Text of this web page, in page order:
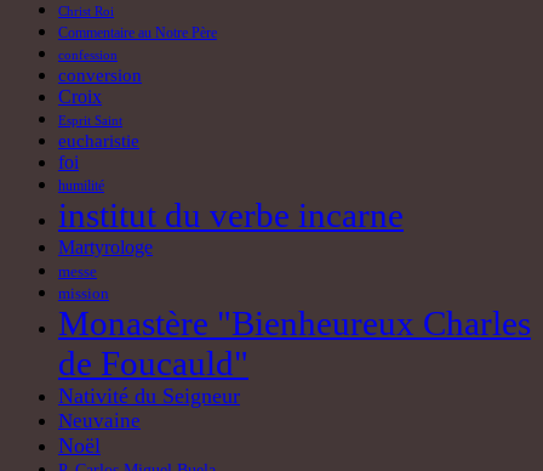
Christ Roi
Commentaire au Notre Père
confession
conversion
Croix
Esprit Saint
eucharistie
foi
humilité
institut du verbe incarne
Martyrologe
messe
mission
Monastère "Bienheureux Charles
de Foucauld"
Nativité du Seigneur
Neuvaine
Noël